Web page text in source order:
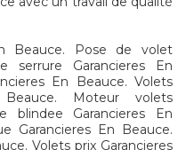
Beauce. Pose de volet
serrure Garancieres En
En Beauce. Volets
Beauce. Moteur volets
blindee Garancieres En
Garancieres En Beauce.
Volets prix Garancieres